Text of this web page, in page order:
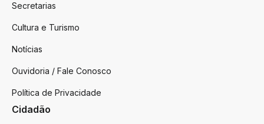
Secretarias
Cultura e Turismo
Notícias
Ouvidoria / Fale Conosco
Política de Privacidade
Cidadão